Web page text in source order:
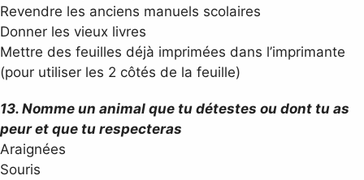
Revendre les anciens manuels scolaires
Donner les vieux livres
Mettre des feuilles déjà imprimées dans l’imprimante
(pour utiliser les 2 côtés de la feuille)
13. Nomme un animal que tu détestes ou dont tu as
peur et que tu respecteras
Araignées
Souris